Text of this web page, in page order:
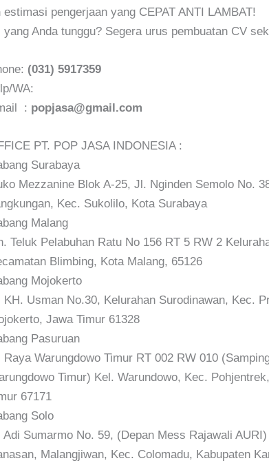
estimasi pengerjaan yang CEPAT ANTI LAMBAT!
Anda tunggu? Segera urus pembuatan CV
(031) 5917359
WA:
: popjasa@gmail.com
PT. POP JASA INDONESIA :
Surabaya
Mezzanine Blok A-25, Jl. Nginden Semolo No.
Kec. Sukolilo, Kota Surabaya
Malang
Teluk Pelabuhan Ratu No 156 RT 5 RW 2
Blimbing, Kota Malang, 65126
Mojokerto
KH. Usman No.30, Kelurahan Surodinawan, Kec.
Jawa Timur 61328
Pasuruan
Raya Warungdowo Timur RT 002 RW 010
Timur) Kel. Warundowo, Kec.
67171
Solo
Adi Sumarmo No. 59, (Depan Mess Rajawali AURI)
Malangjiwan, Kec. Colomadu, Kabupaten